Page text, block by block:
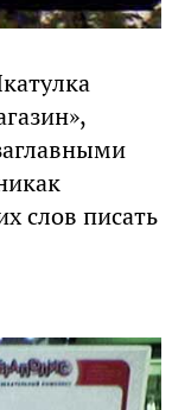
слов писать